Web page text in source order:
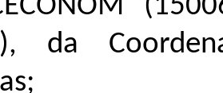
(
), da